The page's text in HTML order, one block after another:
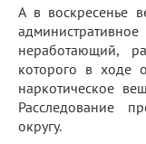
А в воскресенье
неработающий,
которого в ходе
наркотическое
Расследование
округу.